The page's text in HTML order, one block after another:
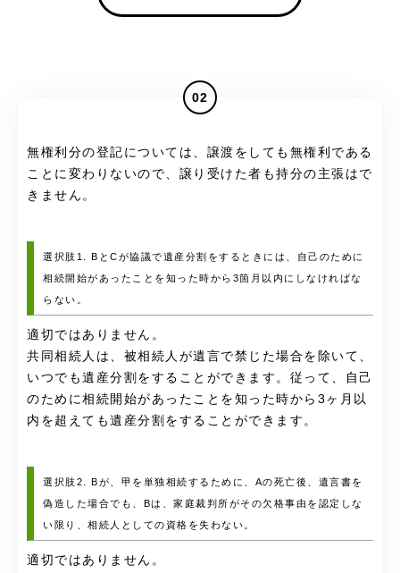
02
無権利分の登記については、譲渡をしても無権利である
ことに変わりないので、譲り受けた者も持分の主張はで
きません。
選択肢1. BとCが協議で遺産分割をするときには、自己のために
相続開始があったことを知った時から3箇月以内にしなければな
らない。
適切ではありません。
共同相続人は、被相続人が遺言で禁じた場合を除いて、
いつでも遺産分割をすることができます。従って、自己
のために相続開始があったことを知った時から3ヶ月以
内を超えても遺産分割をすることができます。
選択肢2. Bが、甲を単独相続するために、Aの死亡後、遺言書を
偽造した場合でも、Bは、家庭裁判所がその欠格事由を認定しな
い限り、相続人としての資格を失わない。
適切ではありません。